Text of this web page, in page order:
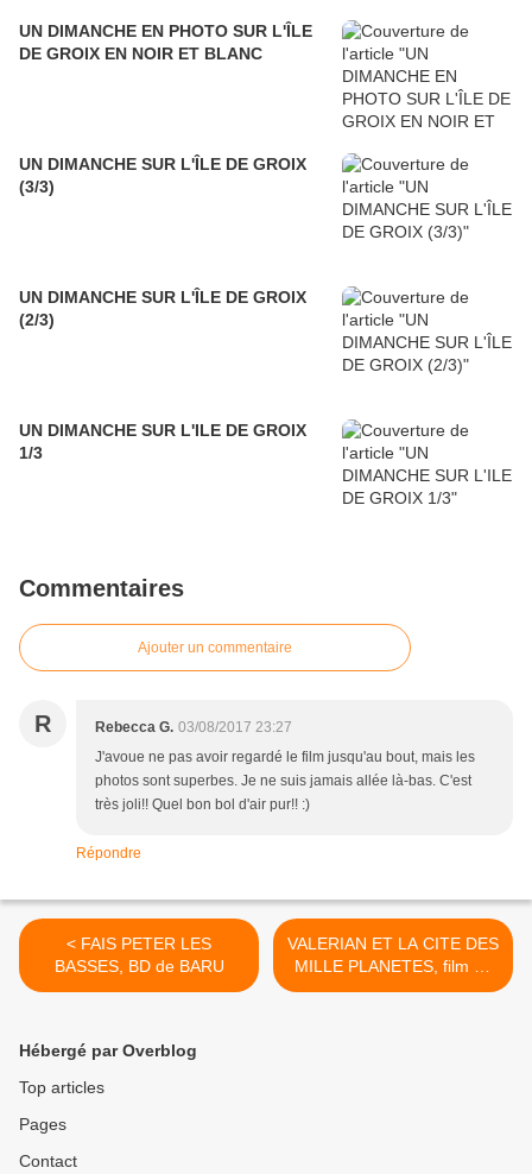
UN DIMANCHE EN PHOTO SUR L'ÎLE
DE GROIX EN NOIR ET BLANC
UN DIMANCHE SUR L'ÎLE DE GROIX
(3/3)
UN DIMANCHE SUR L'ÎLE DE GROIX
(2/3)
UN DIMANCHE SUR L'ILE DE GROIX
1/3
Commentaires
Ajouter un commentaire
R Rebecca G. 03/08/2017 23:27
J'avoue ne pas avoir regardé le film jusqu'au bout, mais les
photos sont superbes. Je ne suis jamais allée là-bas. C'est
très joli!! Quel bon bol d'air pur!! :)
Répondre
< FAIS PETER LES
BASSES, BD de BARU
VALERIAN ET LA CITE DES
MILLE PLANETES, film de
Luc BESSON >
Hébergé par Overblog
Top articles
Pages
Contact